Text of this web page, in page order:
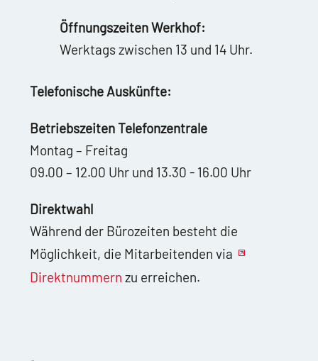
Öffnungszeiten Werkhof:
Werktags zwischen 13 und 14 Uhr.
Telefonische Auskünfte:
Betriebszeiten Telefonzentrale
Montag – Freitag
09.00 – 12.00 Uhr und 13.30 - 16.00 Uhr
Direktwahl
Während der Bürozeiten besteht die
Möglichkeit, die Mitarbeitenden via
Direktnummern zu erreichen.